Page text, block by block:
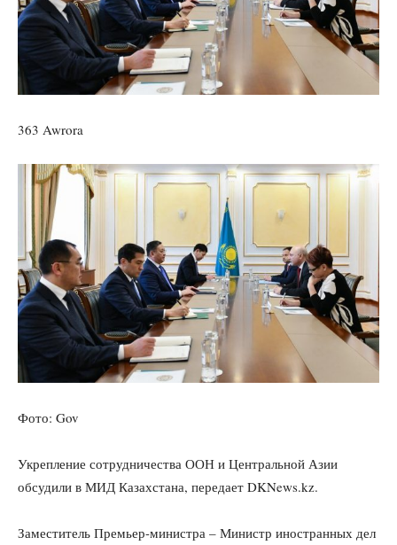
363 Awrora
Фото: Gov
Укрепление сотрудничества ООН и Центральной Азии
обсудили в МИД Казахстана, передает DKNews.kz.
Заместитель Премьер-министра – Министр иностранных дел